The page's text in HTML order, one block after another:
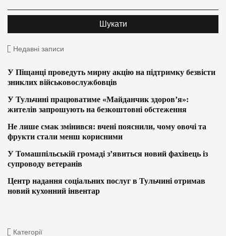
Недавні записи
У Піщанці проведуть мирну акцію на підтримку безвісти
зниклих військовослужбовців
У Тульчині працюватиме «Майданчик здоров’я»:
жителів запрошують на безкоштовні обстеження
Не лише смак змінився: вчені пояснили, чому овочі та
фрукти стали менш корисними
У Томашпільській громаді з’явиться новий фахівець із
супроводу ветеранів
Центр надання соціальних послуг в Тульчині отримав
новий кухонний інвентар
Категорії